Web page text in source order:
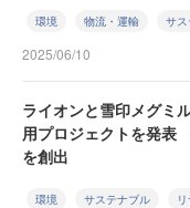
環境 物流・運輸 サ
2025/06/10
ライオンと雪印メグミ
用プロジェクトを発
を創出
環境 サステナブル